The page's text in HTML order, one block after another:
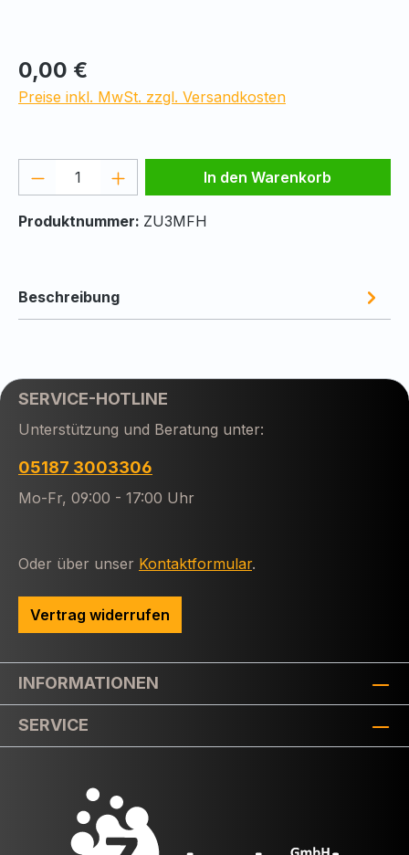
Regulärer Preis:
0,00 €
Preise inkl. MwSt. zzgl. Versandkosten
Produkt Anzahl: Gib denIn den Warenkorb
Produktnummer: ZU3MFH
Beschreibung
SERVICE-HOTLINE
Unterstützung und Beratung unter:
05187 3003306
Mo-Fr, 09:00 - 17:00 Uhr
Oder über unser Kontaktformular.
Vertrag widerrufen
INFORMATIONEN
SERVICE